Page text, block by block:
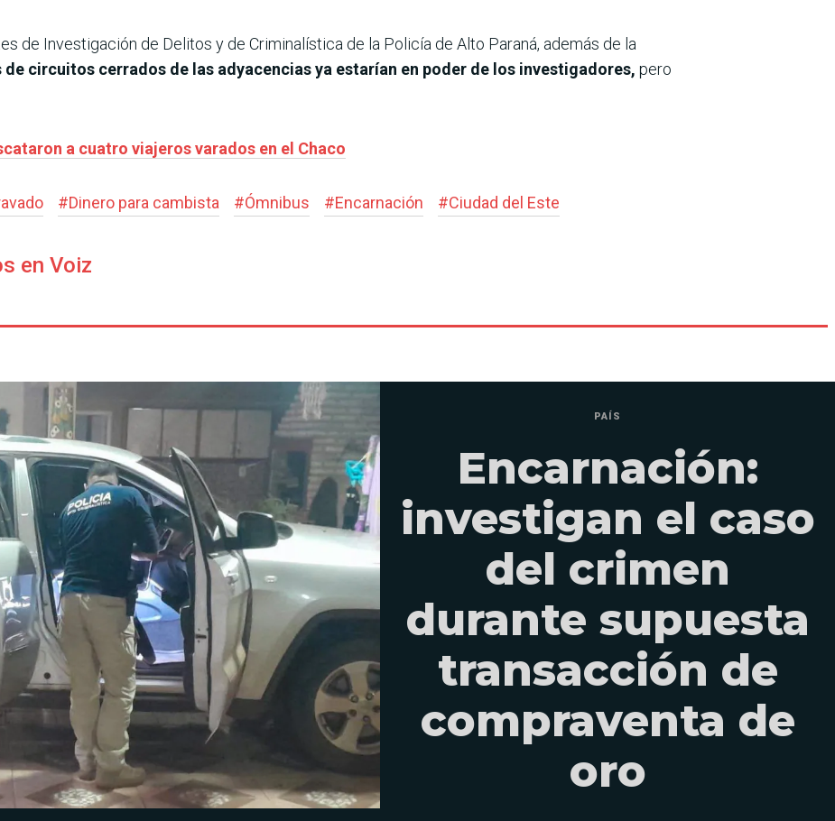
de Investigación de Delitos y de Criminalística de la Policía de Alto Paraná, además de la
de circuitos cerrados de las adyacencias ya estarían en poder de los investigadores, pero
a cuatro viajeros varados en el Chaco
#Dinero para cambista #Ómnibus #Encarnación #Ciudad del Este
en Voiz
PAÍS
Encarnación:
investigan el caso
del crimen
durante supuesta
transacción de
compraventa de
oro